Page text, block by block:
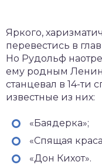
Яркого,
перевестись в
Но Рудольф
ему родным
станцевал в 14-ти
известные из них:
«Баядерка»;
«Спящая
«Дон Кихот».